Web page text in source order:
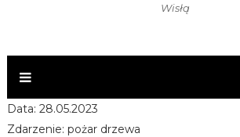
Wisłą
Data: 28.05.2023
Zdarzenie: pożar drzewa